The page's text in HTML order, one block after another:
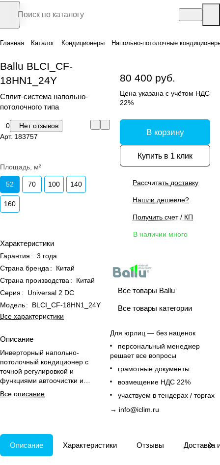
Главная Каталог Кондиционеры Напольно-потолочные
Ballu BLCI_CF-
18HN1_24Y
Сплит-система напольно-
потолочного типа
0
Нет отзывов
Арт. 183757
Площадь, м²
52 70 100 140
160
Характеристики
Гарантия : 3 года
Страна бренда :
Китай
Страна производства :
Китай
Серия :
Universal 2 DC
Модель:
BLCI_CF-18HN1_24Y
Все характеристики
Описание
Инверторный напольно-
потолочный кондиционер с
точной регулировкой и
функциями автоочистки и
вентиляции для комфортного
климата в помещениях до 52 м².
Все описание
80 400 руб.
Цена указана с учётом НДС
22%
В корзину
Купить в 1 клик
Рассчитать доставку
Нашли дешевле?
Получить счет / КП
В наличии много
Все товары Ballu
Все товары категории
Для юрлиц — без наценок
персональный менеджер
решает все вопросы
грамотные документы
возмещение НДС 22%
участвуем в тендерах / торгах
→ info@iclim.ru
Описание Характеристики Отзывы Доставка